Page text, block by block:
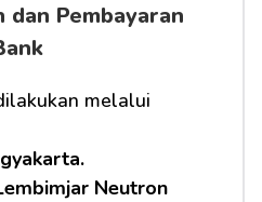
Pembayaran
melalui
Neutron